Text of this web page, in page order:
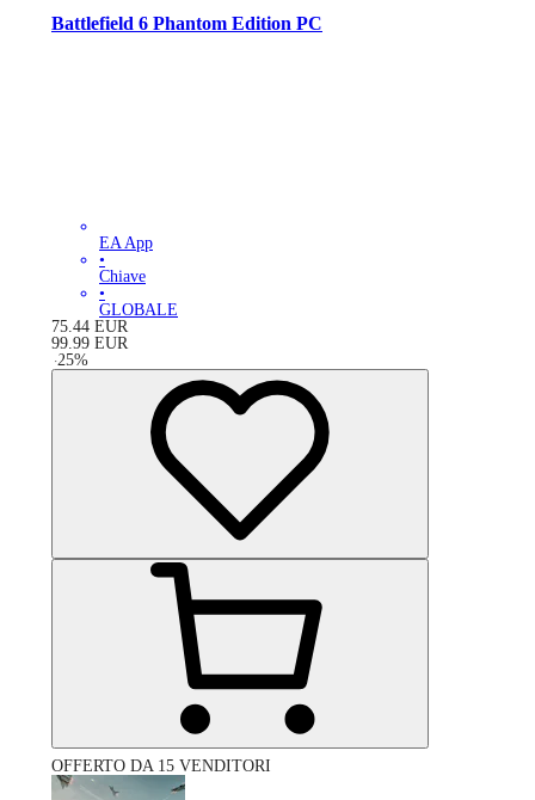
Battlefield 6 Phantom Edition PC
EA App
•
Chiave
•
GLOBALE
75.44 EUR
99.99 EUR
-25%
OFFERTO DA 15 VENDITORI